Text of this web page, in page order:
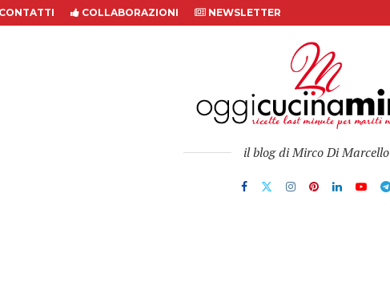
CONTATTI COLLABORAZIONI NEWSLETTER
il blog di Mirco Di Marcello